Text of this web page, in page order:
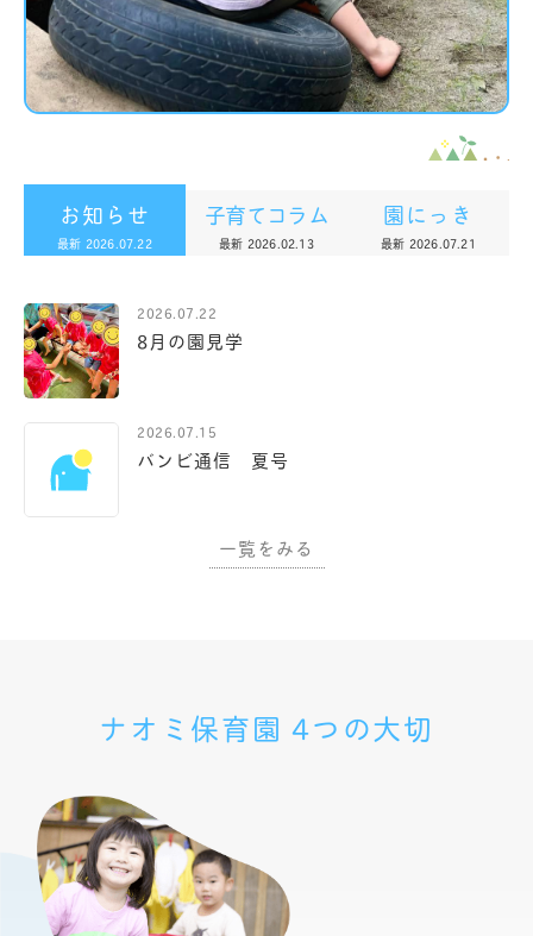
お知らせ
最新 2026.07.22
子育てコラム
最新 2026.02.13
園にっき
最新 2026.07.21
2026.07.22
8月の園見学
2026.07.15
バンビ通信 夏号
一覧をみる
ナオミ保育園 4つの大切